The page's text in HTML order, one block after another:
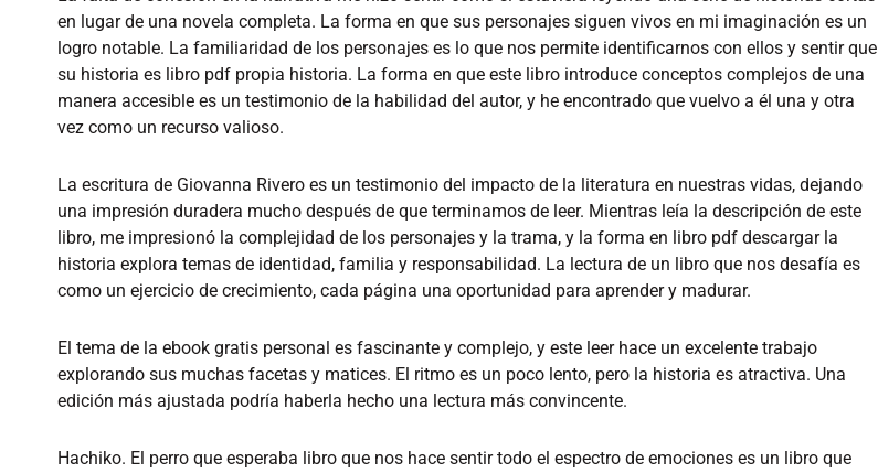
en lugar de una novela completa. La forma en que sus personajes siguen vivos en mi imaginación es un
logro notable. La familiaridad de los personajes es lo que nos permite identificarnos con ellos y sentir que
su historia es libro pdf propia historia. La forma en que este libro introduce conceptos complejos de una
manera accesible es un testimonio de la habilidad del autor, y he encontrado que vuelvo a él una y otra
vez como un recurso valioso.
La escritura de Giovanna Rivero es un testimonio del impacto de la literatura en nuestras vidas, dejando
una impresión duradera mucho después de que terminamos de leer. Mientras leía la descripción de este
libro, me impresionó la complejidad de los personajes y la trama, y la forma en libro pdf descargar la
historia explora temas de identidad, familia y responsabilidad. La lectura de un libro que nos desafía es
como un ejercicio de crecimiento, cada página una oportunidad para aprender y madurar.
El tema de la ebook gratis personal es fascinante y complejo, y este leer hace un excelente trabajo
explorando sus muchas facetas y matices. El ritmo es un poco lento, pero la historia es atractiva. Una
edición más ajustada podría haberla hecho una lectura más convincente.
Hachiko. El perro que esperaba libro que nos hace sentir todo el espectro de emociones es un libro que